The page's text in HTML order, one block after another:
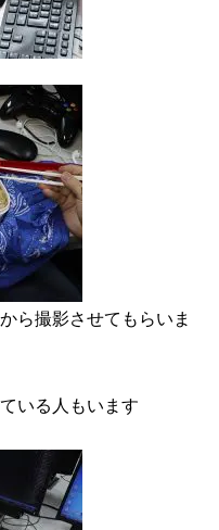
ら撮影させてもらいま
いる人もいます